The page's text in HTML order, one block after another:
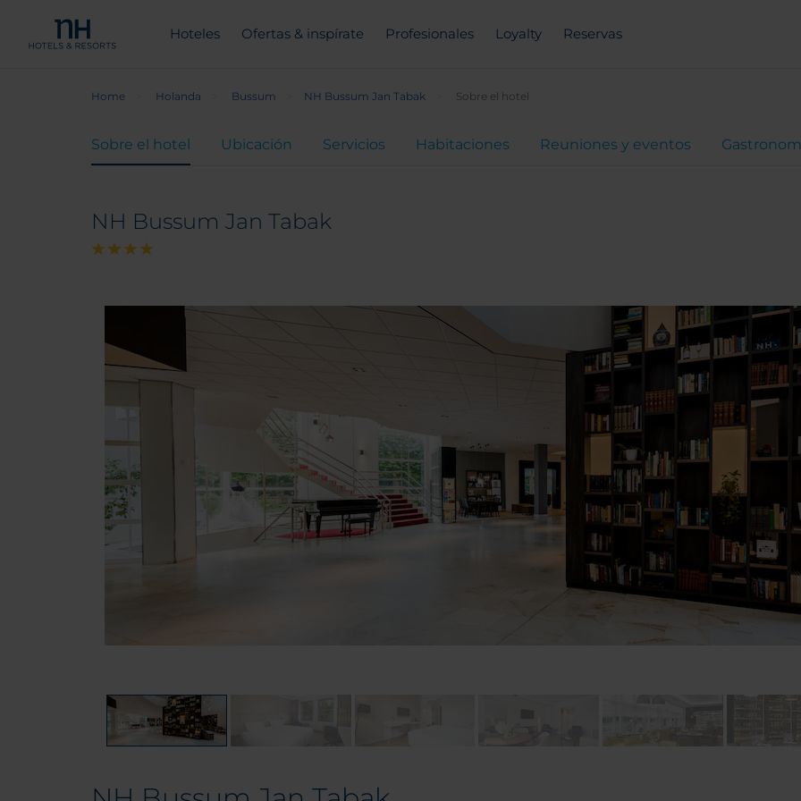
Hoteles Ofertas & inspírate Profesionales Loyalty Reservas
Home Holanda Bussum NH Bussum Jan Tabak Sobre el hotel
Sobre el hotel Ubicación Servicios Habitaciones Reuniones y eventos
NH Bussum Jan Tabak